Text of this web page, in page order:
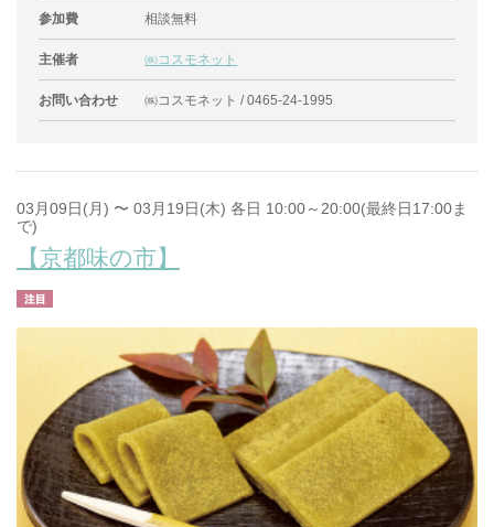
参加費 相談無料
主催者 ㈱コスモネット
お問い合わせ ㈱コスモネット / 0465-24-1995
03月09日(月) 〜 03月19日(木) 各日 10:00～20:00(最終日17:00ま
で)
【京都味の市】